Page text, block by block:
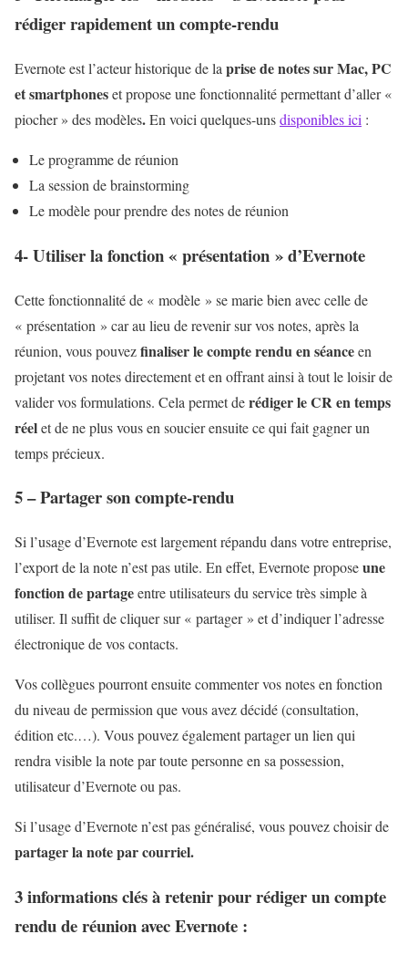
rédiger rapidement un compte-rendu
Evernote est l’acteur historique de la prise de notes sur Mac, PC
et smartphoneset propose une fonctionnalité permettant d’aller «
piocher » des modèles.En voici quelques-unsdisponibles ici :
Le programme de réunion
La session de brainstorming
Le modèle pour prendre des notes de réunion
4- Utiliser la fonction « présentation » d’Evernote
Cette fonctionnalité de « modèle » se marie bien avec celle de
« présentation » car au lieu de revenir sur vos notes, après la
réunion, vous pouvezfinaliser le compte rendu en séanceen
projetant vos notes directement et en offrant ainsi à tout le loisir de
valider vos formulations. Cela permet derédiger le CR en temps
réelet de ne plus vous en soucier ensuite ce qui fait gagner un
temps précieux.
5 – Partager son compte-rendu
Si l’usage d’Evernote est largement répandu dans votre entreprise,
l’export de la note n’est pas utile. En effet, Evernote proposeune
fonction de partageentre utilisateurs du service très simple à
utiliser. Il suffit de cliquer sur « partager » et d’indiquer l’adresse
électronique de vos contacts.
Vos collègues pourront ensuite commenter vos notes en fonction
du niveau de permission que vous avez décidé (consultation,
édition etc.…). Vous pouvez également partager un lien qui
rendra visible la note par toute personne en sa possession,
utilisateur d’Evernote ou pas.
Si l’usage d’Evernote n’est pas généralisé, vous pouvez choisir de
partager la note par courriel.
3 informations clés à retenir pour rédiger un compte
rendu de réunion avec Evernote :